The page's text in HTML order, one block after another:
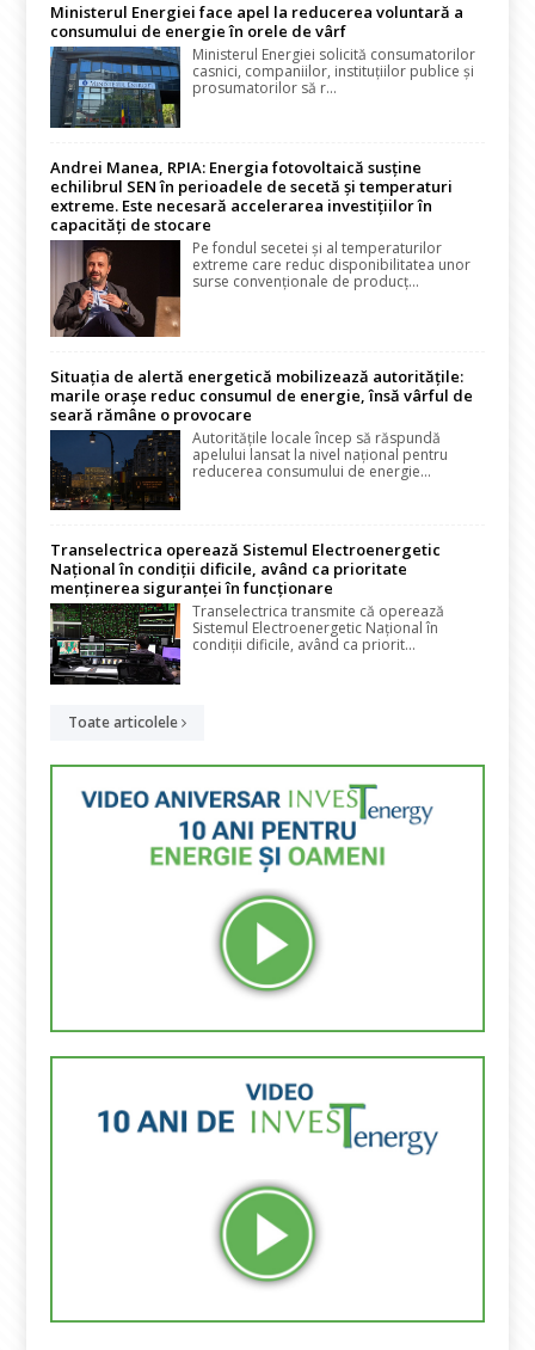
Ministerul Energiei face apel la reducerea voluntară a
consumului de energie în orele de vârf
Ministerul Energiei solicită consumatorilor
casnici, companiilor, instituțiilor publice și
prosumatorilor să r...
Andrei Manea, RPIA: Energia fotovoltaică susține
echilibrul SEN în perioadele de secetă și temperaturi
extreme. Este necesară accelerarea investițiilor în
capacități de stocare
Pe fondul secetei și al temperaturilor
extreme care reduc disponibilitatea unor
surse convenționale de producț...
Situația de alertă energetică mobilizează autoritățile:
marile orașe reduc consumul de energie, însă vârful de
seară rămâne o provocare
Autoritățile locale încep să răspundă
apelului lansat la nivel național pentru
reducerea consumului de energie...
Transelectrica operează Sistemul Electroenergetic
Național în condiții dificile, având ca prioritate
menținerea siguranței în funcționare
Transelectrica transmite că operează
Sistemul Electroenergetic Național în
condiții dificile, având ca priorit...
Toate articolele